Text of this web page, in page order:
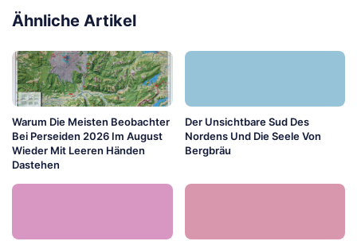
Ähnliche Artikel
Warum Die Meisten Beobachter
Bei Perseiden 2026 Im August
Wieder Mit Leeren Händen
Dastehen
Der Unsichtbare Sud Des
Nordens Und Die Seele Von
Bergbräu